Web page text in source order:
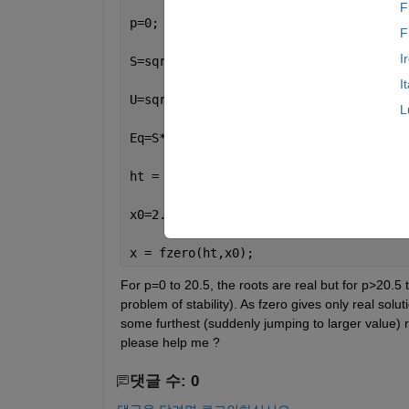
p=0;
S=sqrt((p+sqrt(p^2+4*x^2))/2);
U=sqrt((-p+sqrt(p^2+4*x^2))/2);
ht = matlabFunction(Eq);
x0=2.4674;
x = fzero(ht,x0);
For p=0 to 20.5, the roots are real but for
problem of stability). As fzero gives only real
some furthest (suddenly jumping to larger
please help me ?
댓글 수: 0